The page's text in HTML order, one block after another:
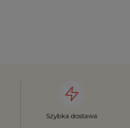
Szybka dostawa